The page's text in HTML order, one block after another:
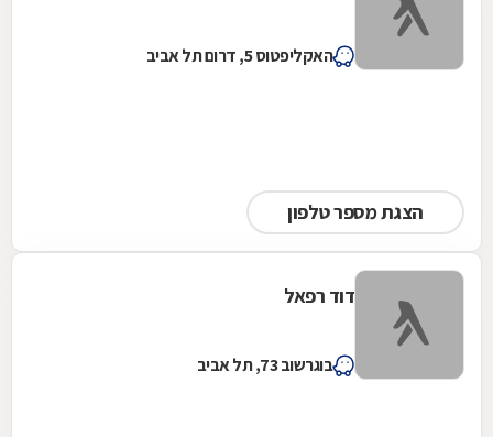
האקליפטוס 5, דרום תל אביב
הצגת מספר טלפון
דוד רפאל
בוגרשוב 73, תל אביב